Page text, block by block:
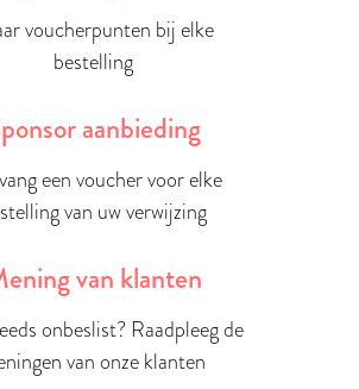
voucherpunten bij elke
bestelling
aanbieding
een voucher voor elke
van uw verwijzing
van klanten
onbeslist? Raadpleeg de
van onze klanten